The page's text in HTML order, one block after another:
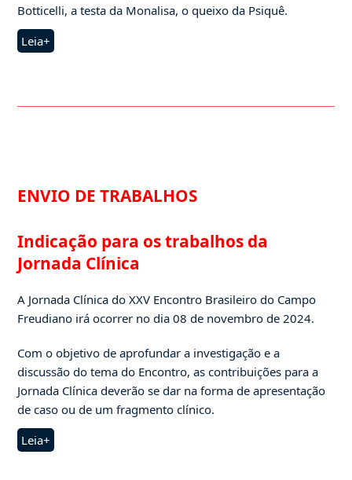
Botticelli, a testa da Monalisa, o queixo da Psiquê.
Leia+
ENVIO DE TRABALHOS
Indicação para os trabalhos da
Jornada Clínica
A Jornada Clínica do XXV Encontro Brasileiro do Campo
Freudiano irá ocorrer no dia 08 de novembro de 2024.
Com o objetivo de aprofundar a investigação e a
discussão do tema do Encontro, as contribuições para a
Jornada Clínica deverão se dar na forma de apresentação
de caso ou de um fragmento clínico.
Leia+